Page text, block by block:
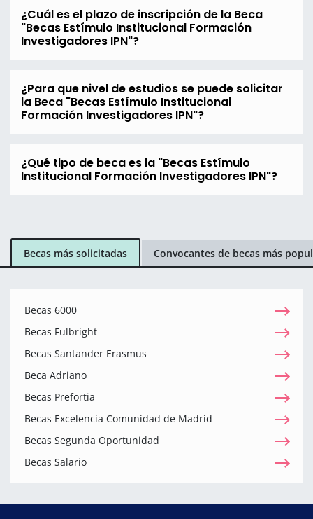
¿Cuál es el plazo de inscripción de la Beca
"Becas Estímulo Institucional Formación
Investigadores IPN"?
¿Para que nivel de estudios se puede solicitar
la Beca "Becas Estímulo Institucional
Formación Investigadores IPN"?
¿Qué tipo de beca es la "Becas Estímulo
Institucional Formación Investigadores IPN"?
Becas más solicitadas Convocantes de becas más
Becas 6000
Becas Fulbright
Becas Santander Erasmus
Beca Adriano
Becas Prefortia
Becas Excelencia Comunidad de Madrid
Becas Segunda Oportunidad
Becas Salario